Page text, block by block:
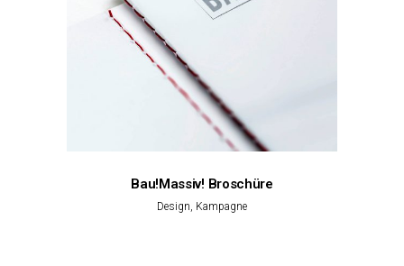
Bau!Massiv! Broschüre
Design, Kampagne